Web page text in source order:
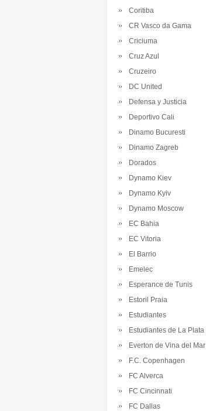
Coritiba
CR Vasco da Gama
Criciuma
Cruz Azul
Cruzeiro
DC United
Defensa y Justicia
Deportivo Cali
Dinamo Bucuresti
Dinamo Zagreb
Dorados
Dynamo Kiev
Dynamo Kyiv
Dynamo Moscow
EC Bahia
EC Vitoria
El Barrio
Emelec
Esperance de Tunis
Estoril Praia
Estudiantes
Estudiantes de La Plata
Everton de Vina del Mar
F.C. Copenhagen
FC Alverca
FC Cincinnati
FC Dallas